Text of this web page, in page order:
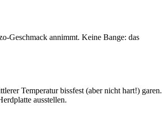
Geschmack annimmt. Keine Bange: das
Temperatur bissfest (aber nicht hart!) garen.
ausstellen.